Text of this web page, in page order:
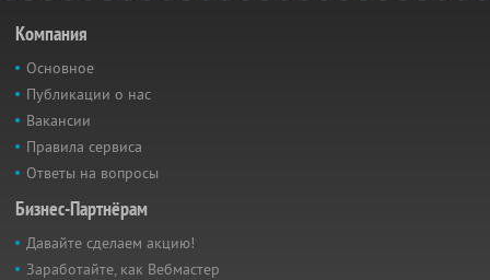
Компания
Основное
Публикации о нас
Вакансии
Правила сервиса
Ответы на вопросы
Бизнес-Партнёрам
Давайте сделаем акцию!
Заработайте, как Вебмастер